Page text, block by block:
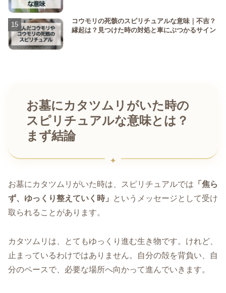
コウモリの死骸のスピリチュアルな意味｜不吉？
縁起は？見つけた時の対処と車にぶつかるサイン
お墓にカタツムリがいた時の
スピリチュアルな意味とは？
まず結論
お墓にカタツムリがいた時は、スピリチュアルでは 「焦ら
ず、ゆっくり整えていく時」
というメッセージとして受け
取られることがあります。
カタツムリは、とてもゆっくり進む生き物です。けれど、
止まっているわけではありません。自分の殻を背負い、自
分のペースで、必要な場所へ向かって進んでいきます。